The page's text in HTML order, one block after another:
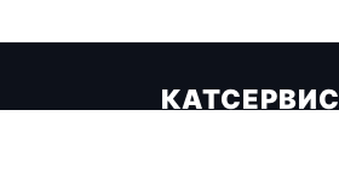
КАТСЕРВИС